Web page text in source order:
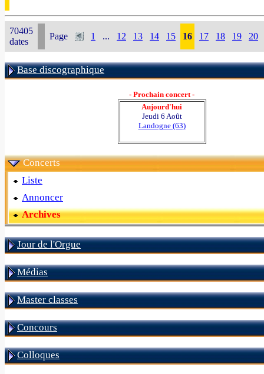
70405
dates
Page 1 ... 12 13 14 15 16 17 18 19 20
Base discographique
- Prochain concert -
Aujourd'hui
Jeudi 6 Août
Landogne (63)
Concerts
Liste
Annoncer
Archives
Jour de l'Orgue
Médias
Master classes
Concours
Colloques